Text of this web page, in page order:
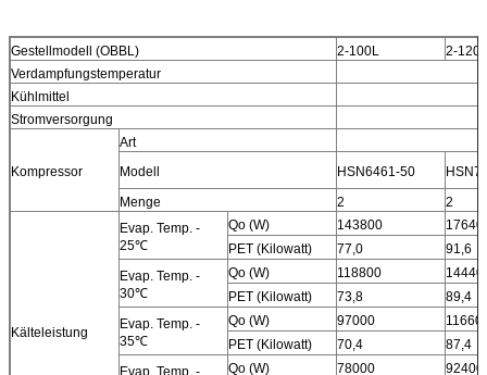
Gestellmodell (OBBL) 2-100L
2-120L
Verdampfungstemperatur
Kühlmittel
Stromversorgung
Kompressor
Art
Modell
HSN6461-50
Menge
2 2
Kälteleistung
Evap. Temp. -
25℃
Qo (W) 143800
PET (Kilowatt)
77,0
91,6
Evap. Temp. -
30℃
Qo (W) 118800
PET (Kilowatt)
73,8
89,4
Evap. Temp. -
35℃
Qo (W) 97000
PET (Kilowatt)
70,4
87,4
Evap. Temp. -
Qo (W) 78000